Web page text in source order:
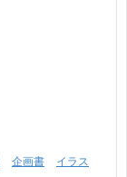
企画書
イラス